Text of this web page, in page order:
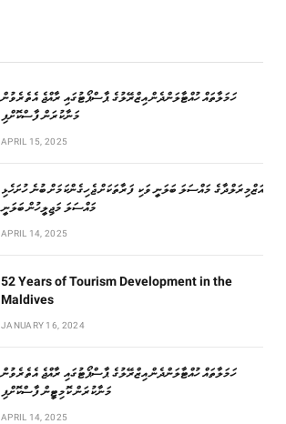
ހަމަލާތައް ހުއްޓާލަންދެން އިޒްރޭލުގެ ޕާސްޕޯޓުގައި ރާއްޖެ އެތެރެވުން
މަނާކުރަން ފާސްކޮށްފި
APRIL 15, 2025
އަޒްމިރަލްދާގެ މައްސަލަ ބަލަނީ ވަކި ފަރާތަކަށް ޖެހިގެންކަމަށް ބުނެ ހުށަހެޅި
މައްސަލަ މަޖިލީހުން ބަލަނީ
APRIL 14, 2025
52 Years of Tourism Development in the
Maldives
JANUARY 16, 2024
ހަމަލާތައް ހުއްޓާލަންދެން އިޒްރޭލުގެ ޕާސްޕޯޓުގައި ރާއްޖެ އެތެރެވުން
މަނާކުރަން ކޮމިޓީން ފާސްކޮށްފި
APRIL 14, 2025